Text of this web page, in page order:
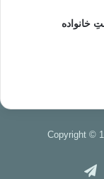
خانواده
Copyright ©